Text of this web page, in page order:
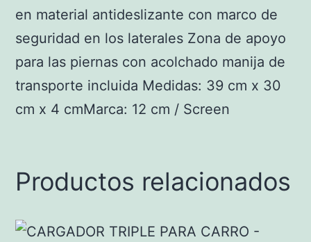
en material antideslizante con marco de
seguridad en los laterales Zona de apoyo
para las piernas con acolchado manija de
transporte incluida Medidas: 39 cm x 30
cm x 4 cmMarca: 12 cm / Screen
Productos relacionados